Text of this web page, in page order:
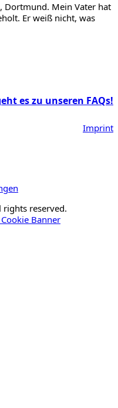
Dortmund. Mein Vater hat
Er weiß nicht, was
es zu unseren FAQs!
Imprint
rights reserved.
Banner